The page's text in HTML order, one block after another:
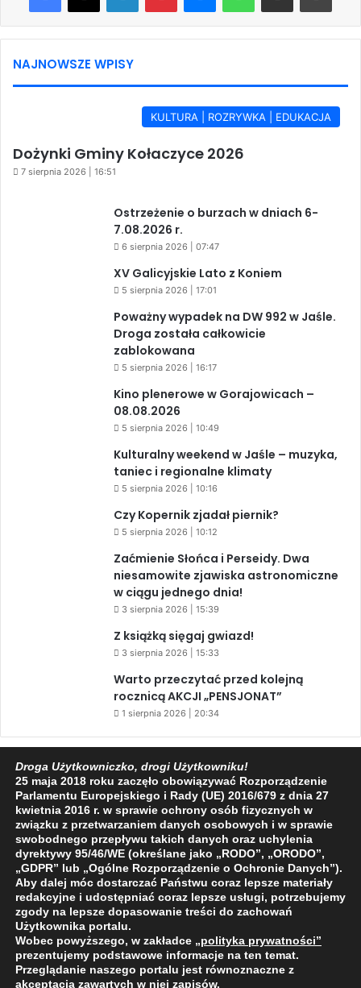
NAJNOWSZE WPISY
KULTURA | ROZRYWKA | EDUKACJA
Dożynki Gminy Kołaczyce 2026
7 sierpnia 2026 | 16:51
Ostrzeżenie o burzach w dniach 6-
7.08.2026 r.
6 sierpnia 2026 | 07:47
XV Galicyjskie Lato z Koniem
5 sierpnia 2026 | 17:01
Poważny wypadek na DW 992 w Jaśle.
Droga została całkowicie
zablokowana
5 sierpnia 2026 | 16:17
Kino plenerowe w Gorajowicach –
08.08.2026
5 sierpnia 2026 | 10:49
Kulturalny weekend w Jaśle – muzyka,
taniec i regionalne klimaty
5 sierpnia 2026 | 10:16
Czy Kopernik zjadał piernik?
5 sierpnia 2026 | 10:12
Zaćmienie Słońca i Perseidy. Dwa
niesamowite zjawiska astronomiczne
w ciągu jednego dnia!
3 sierpnia 2026 | 15:39
Z książką sięgaj gwiazd!
3 sierpnia 2026 | 15:33
Warto przeczytać przed kolejną
rocznicą AKCJI „PENSJONAT”
1 sierpnia 2026 | 20:34
Facebook
X YouTube
2009 - 2026 © Wszelkie prawa zastrzeżone
O NAS
REDAKCJA POLITYKA PRYWATNOŚCI
Droga Użytkowniczko, drogi Użytkowniku!
25 maja 2018 roku zaczęło obowiązywać Rozporządzenie
Parlamentu Europejskiego i Rady (UE) 2016/679 z dnia 27
kwietnia 2016 r. w sprawie ochrony osób fizycznych w
związku z przetwarzaniem danych osobowych i w sprawie
swobodnego przepływu takich danych oraz uchylenia
dyrektywy 95/46/WE (określane jako „RODO”, „ORODO”,
„GDPR” lub „Ogólne Rozporządzenie o Ochronie Danych”).
Aby dalej móc dostarczać Państwu coraz lepsze materiały
redakcyjne i udostępniać coraz lepsze usługi, potrzebujemy
zgody na lepsze dopasowanie treści do zachowań
Użytkownika portalu.
Wobec powyższego, w zakładce „polityka prywatności”
prezentujemy podstawowe informacje na ten temat.
Przeglądanie naszego portalu jest równoznaczne z
akceptacją zawartych w niej zapisów.